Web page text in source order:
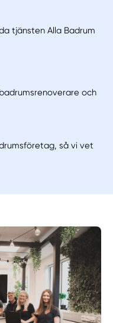
tjänsten Alla Badrum
och
så vi vet